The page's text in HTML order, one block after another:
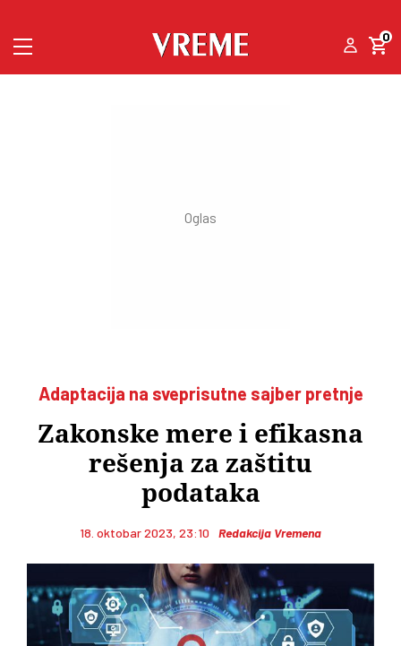
0
Adaptacija na sveprisutne sajber pretnje
Zakonske mere i efikasna
rešenja za zaštitu
podataka
18. oktobar 2023, 23:10 Redakcija Vremena